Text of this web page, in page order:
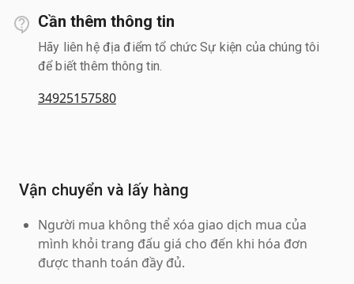
Cần thêm thông tin
Hãy liên hệ địa điểm tổ chức Sự kiện của chúng tôi
để biết thêm thông tin.
34925157580
Vận chuyển và lấy hàng
Người mua không thể xóa giao dịch mua của
mình khỏi trang đấu giá cho đến khi hóa đơn
được thanh toán đầy đủ.